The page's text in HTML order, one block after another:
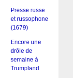
Presse russe
et russophone
(1679)
Encore une
drôle de
semaine à
Trumpland